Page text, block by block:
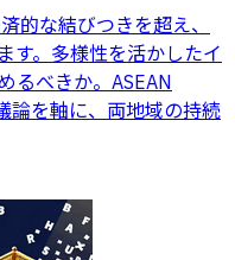
的な結びつきを超え、
す。多様性を活かしたイ
るべきか。ASEAN
論を軸に、両地域の持続